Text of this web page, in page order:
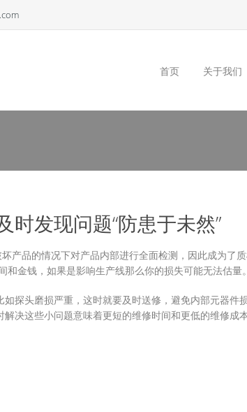
首页 关于我们
发现问题“防患于未然”
产品的情况下对产品内部进行全面检测，因此成为了
金钱，如果是影响生产线那么你的损失可能无法估量。
探头磨损严重，这时就要及时送修，避免内部元器件
决这些小问题意味着更短的维修时间和更低的维修成